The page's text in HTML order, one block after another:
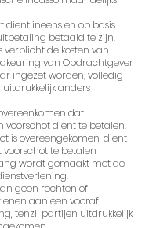
dient ineens en op basis
betaald te zijn.
verplicht de kosten van
van Opdrachtgever
ingezet worden, volledig
anders
dat
voorschot dient te betalen.
is overeengekomen, dient
te betalen
wordt gemaakt met de
geen rechten of
aan een vooraf
tenzij partijen uitdrukkelijk